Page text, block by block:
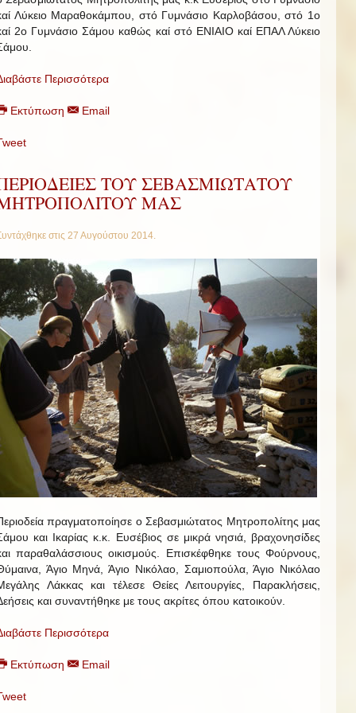
Λύκειο Μαραθοκάμπου, στό Γυμνάσιο Καρλοβάσου, στό 1ο
2ο Γυμνάσιο Σάμου καθώς καί στό ΕΝΙΑΙΟ καί ΕΠΑΛ Λύκειο
Περισσότερα
Εκτύπωση Email
ΤΟΥ ΣΕΒΑΣΜΙΩΤΑΤΟΥ
ΜΑΣ
στις 27 Αυγούστου 2014
πραγματοποίησε ο Σεβασμιώτατος Μητροπολίτης μας
και Ικαρίας κ.κ. Ευσέβιος σε μικρά νησιά, βραχονησίδες
παραθαλάσσιους οικισμούς. Επισκέφθηκε τους Φούρνους,
Άγιο Μηνά, Άγιο Νικόλαο, Σαμιοπούλα, Άγιο Νικόλαο
Λάκκας και τέλεσε Θείες Λειτουργίες, Παρακλήσεις,
και συναντήθηκε με τους ακρίτες όπου κατοικούν.
Περισσότερα
Εκτύπωση Email